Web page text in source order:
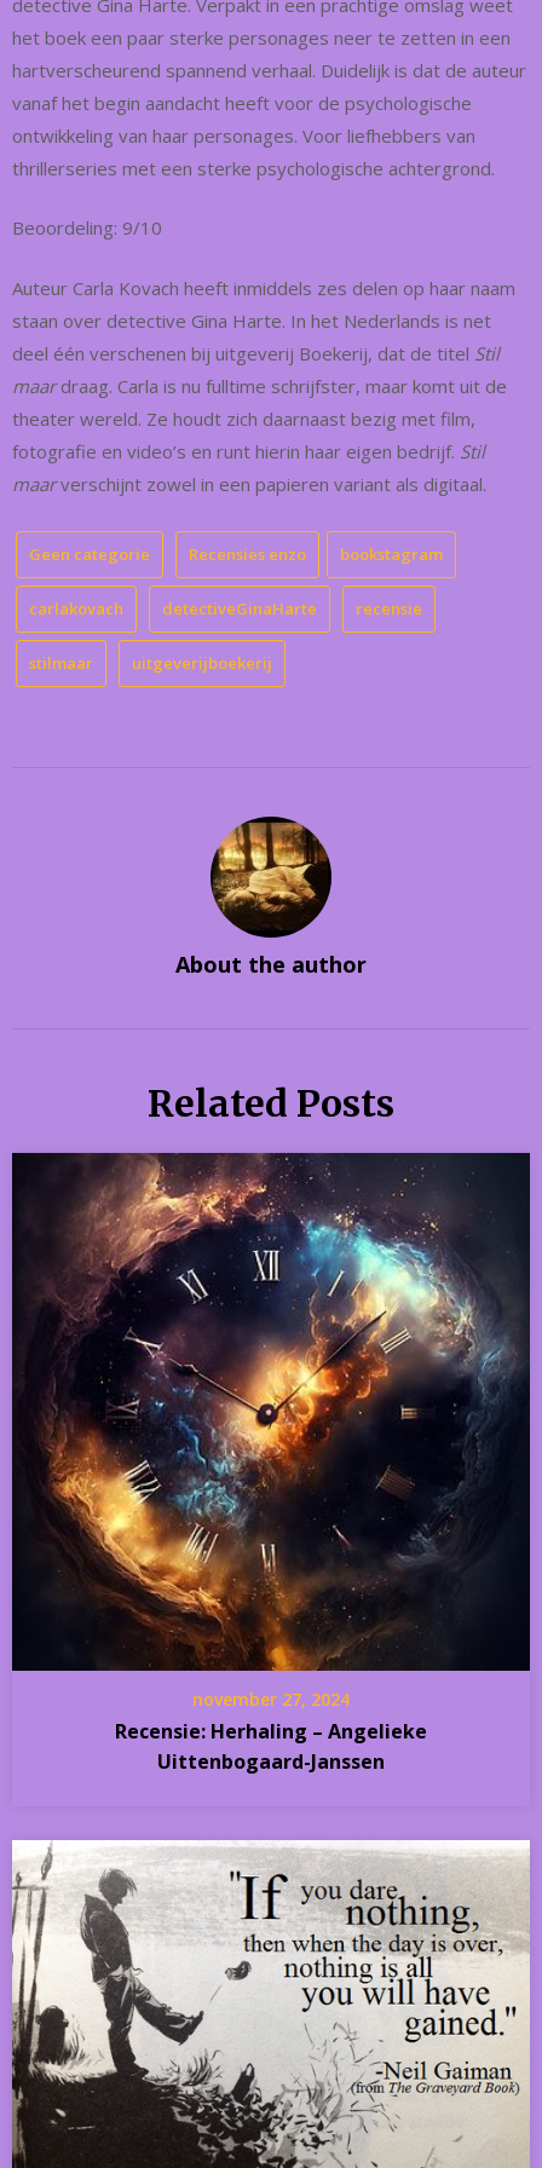
het boek een paar sterke personages neer te zetten in een
hartverscheurend spannend verhaal. Duidelijk is dat de auteur
vanaf het begin aandacht heeft voor de psychologische
ontwikkeling van haar personages. Voor liefhebbers van
thrillerseries met een sterke psychologische achtergrond.
Beoordeling: 9/10
Auteur Carla Kovach heeft inmiddels zes delen op haar naam
staan over detective Gina Harte. In het Nederlands is net
deel één verschenen bij uitgeverij Boekerij, dat de titel Stil
maardraag. Carla is nu fulltime schrijfster, maar komt uit de
theater wereld. Ze houdt zich daarnaast bezig met film,
fotografie en video’s en runt hierin haar eigen bedrijf. Stil
maarverschijnt zowel in een papieren variant als digitaal.
Geen categorie Recensies enzo bookstagram
carlakovach detectiveGinaHarte recensie
stilmaar uitgeverijboekerij
About the author
Related Posts
november 27, 2024
Recensie: Herhaling – Angelieke
Uittenbogaard-Janssen